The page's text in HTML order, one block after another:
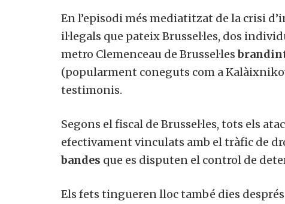
En l’episodi més mediatitzat de la crisi
il·legals que pateix Brussel·les, dos
metro Clemenceau de Brussel·les
(popularment coneguts com a
testimonis.
Segons el fiscal de Brussel·les, tots els
efectivament vinculats amb el tràfic de
bandes que es disputen el control de
Els fets tingueren lloc també dies